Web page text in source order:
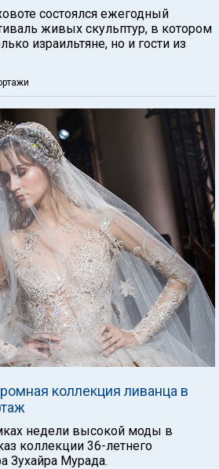
состоялся ежегодный
живых скульптур, в котором
израильтяне, но и гости из
коллекция ливанца в
недели высокой моды в
коллекции 36-летнего
Зухайра Мурада.